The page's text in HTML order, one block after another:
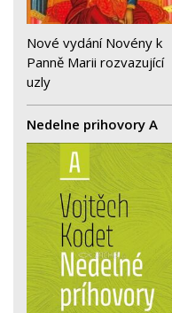
Nové vydání Novény k
Panně Marii rozvazující
uzly
Nedelne prihovory A